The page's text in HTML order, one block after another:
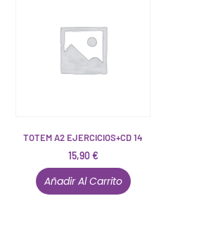
TOTEM A2 EJERCICIOS+CD 14
15,90€
Añadir Al Carrito